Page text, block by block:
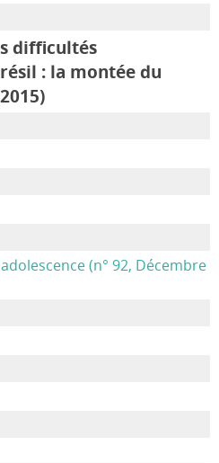
difficultés
: la montée du
(n° 92, Décembre